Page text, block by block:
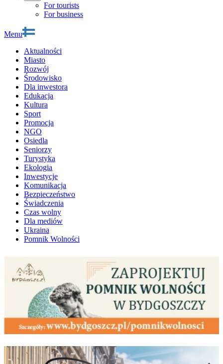
For tourists
For business
Menu
Aktualności
Miasto
Rozwój
Środowisko
Dla inwestora
Edukacja
Kultura
Sport
Promocja
NGO
Osiedla
Seniorzy
Turystyka
Ekologia
Inwestycje
Komunikacja
Bezpieczeństwo
Świadczenia
Czas wolny
Dla mediów
Ukraina
Pomnik Wolności